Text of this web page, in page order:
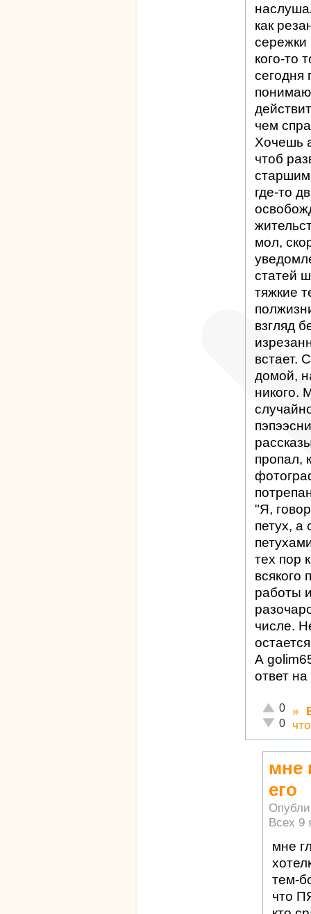
как
кого-то
сегодня
понимаю
чем
Хочешь
чтоб
старшим
где-то
мол,
статей
тяжкие
взгляд
встает.
домой,
никого.
пропал,
"Я,
петух, а
тех пор
всякого
работы
числе.
А
ответ
Отлично!
0
0
»
мне
его
Всех 9
мне
тем-
что